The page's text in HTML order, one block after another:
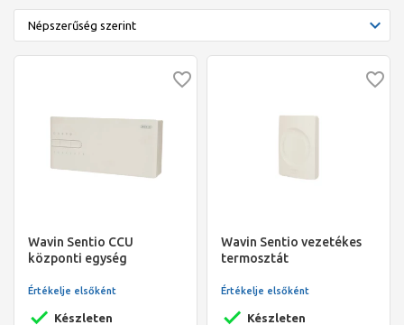
Wavin Sentio CCU
központi egység
Készleten
Értékelje elsőként
Wavin Sentio vezetékes
termosztát
Készleten
Értékelje elsőként